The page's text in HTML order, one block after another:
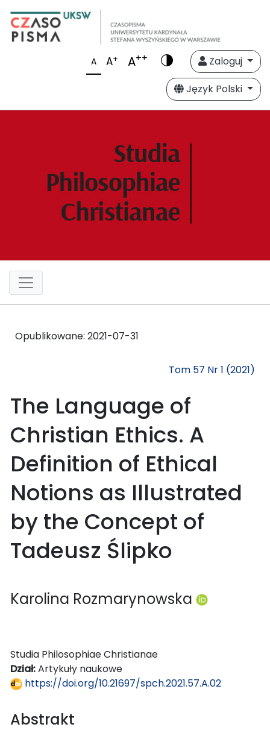
A A+ A++
Zaloguj
Język Polski
Opublikowane: 2021-07-31
Tom 57 Nr 1 (2021)
The Language of
Christian Ethics. A
Definition of Ethical
Notions as Illustrated
by the Concept of
Tadeusz Ślipko
Karolina Rozmarynowska
Studia Philosophiae Christianae
Dział:Artykuły naukowe
https://doi.org/10.21697/spch.2021.57.A.02
Abstrakt